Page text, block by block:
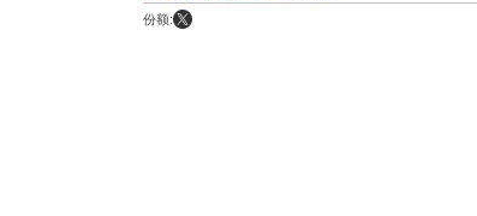
份额: